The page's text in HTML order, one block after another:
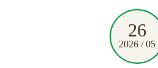
26
2026 / 05